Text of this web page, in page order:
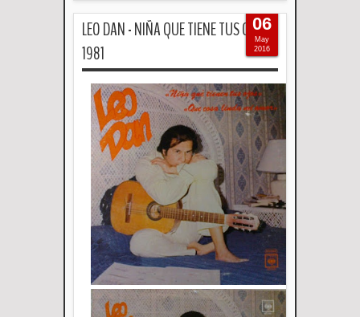
LEO DAN - NIÑA QUE TIENE TUS OJOS -
1981
06
May
2016